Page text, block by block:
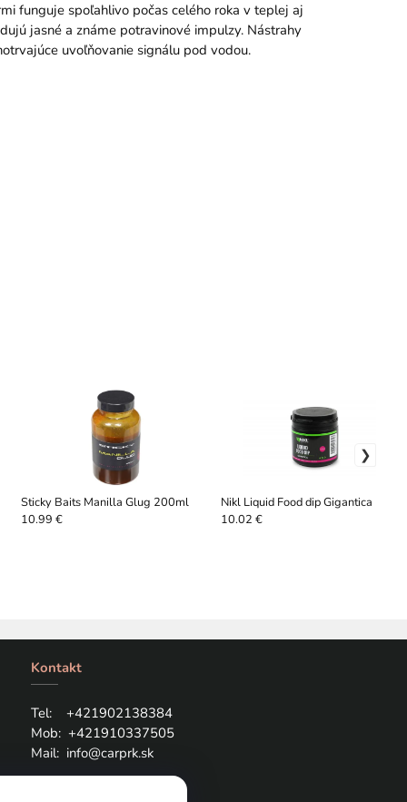
funguje spoľahlivo počas celého roka v teplej aj
jasné a známe potravinové impulzy. Nástrahy
uvoľňovanie signálu pod vodou.
Sticky Baits Manilla Glug 200ml
10.99 €
Nikl Liquid Food dip Gigantica
10.02 €
Kontakt
Tel: +421902138384
Mob: +421910337505
Mail: info@carprk.sk